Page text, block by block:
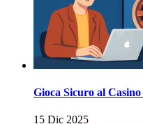
Gioca Sicuro al
15 Dic 2025